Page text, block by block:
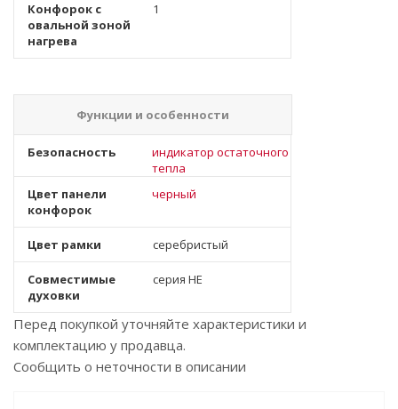
Конфорок с
овальной зоной
нагрева
1
Функции и особенности
Безопасность
индикатор остаточного
тепла
Цвет панели
конфорок
черный
Цвет рамки серебристый
Совместимые
духовки
серия НЕ
Перед покупкой уточняйте характеристики и
комплектацию у продавца.
Сообщить о неточности в описании